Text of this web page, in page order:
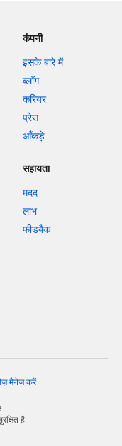
कंपनी
इसके बारे में
ब्लॉग
करियर
प्रेस
आँकड़े
सहायता
मदद
लाभ
फीडबैक
मैनेज करें
है